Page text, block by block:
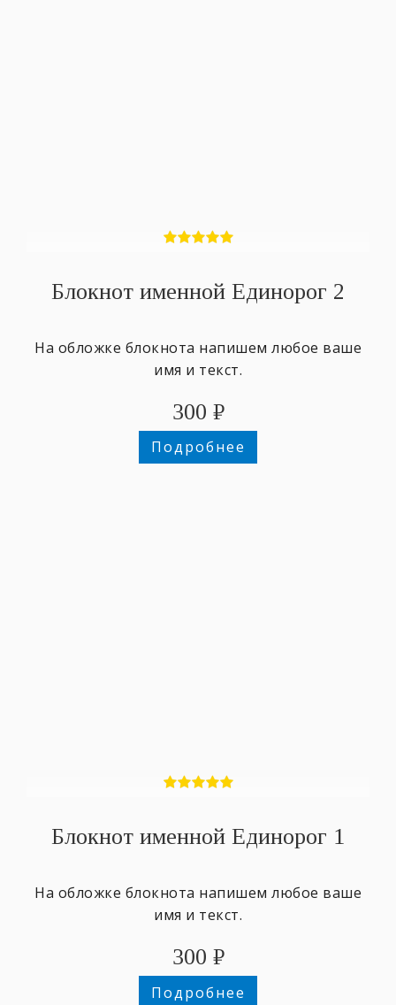
Блокнот именной Единорог 2
На обложке блокнота напишем любое ваше
имя и текст.
300 ₽
Подробнее
Блокнот именной Единорог 1
На обложке блокнота напишем любое ваше
имя и текст.
300 ₽
Подробнее